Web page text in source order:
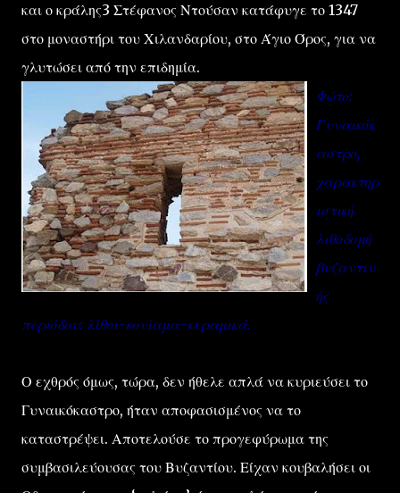
και ο κράλης3 Στέφανος Ντούσαν κατάφυγε το 1347
στο μοναστήρι του Χιλανδαρίου, στο Άγιο Όρος, για να
γλυτώσει από την επιδημία.
Φώτο:
Γυναικόκ
αστρο,
χαρακτηρ
ιστική
λιθοδομή
βυζαντιν
ής
περιόδου: λίθοι-κονίαμα-κεραμικά.
Ο εχθρός όμως, τώρα, δεν ήθελε απλά να κυριεύσει το
Γυναικόκαστρο, ήταν αποφασισμένος να το
καταστρέψει. Αποτελούσε το προγεφύρωμα της
συμβασιλεύουσας του Βυζαντίου. Είχαν κουβαλήσει οι